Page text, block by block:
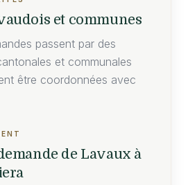
et communes
passent par des
et communales
être coordonnées avec
de Lavaux à